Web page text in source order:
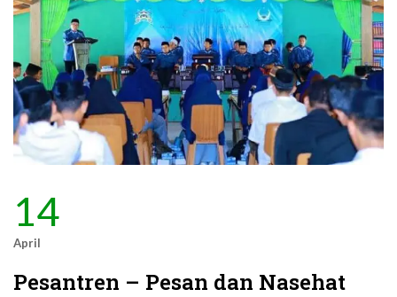
14
April
Pesantren – Pesan dan Nasehat